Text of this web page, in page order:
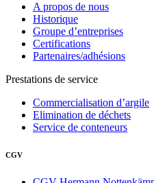
A propos de nous
Historique
Groupe d’entreprises
Certifications
Partenaires/adhésions
Prestations de service
Commercialisation d’argile
Elimination de déchets
Service de conteneurs
CGV